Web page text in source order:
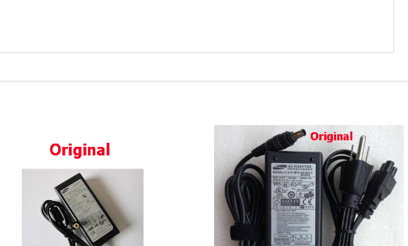
xách tay về nhé )
bạn bị hư, các bạn có thể đến Doctorlaptop Tại Tphcm để
miễn phí cho các bạn nhé.
hợp với máy của mình hay không?